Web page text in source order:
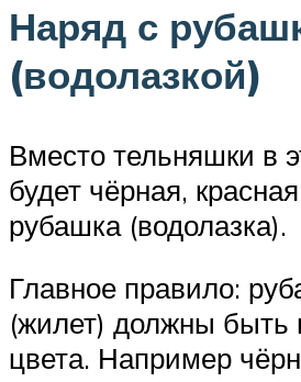
Наряд с
(водолазкой)
Вместо тельняшки в
будет чёрная,
рубашка (водолазка).
Главное правило:
(жилет) должны быть
цвета. Например